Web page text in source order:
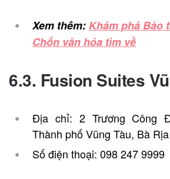
Xem thêm:Khám phá Bảo
Chốn văn hóa tìm về
6.3. Fusion Suites
Địa chỉ: 2 Trương Công
Thành phố Vũng Tàu, Bà
Số điện thoại: 098 247 9999